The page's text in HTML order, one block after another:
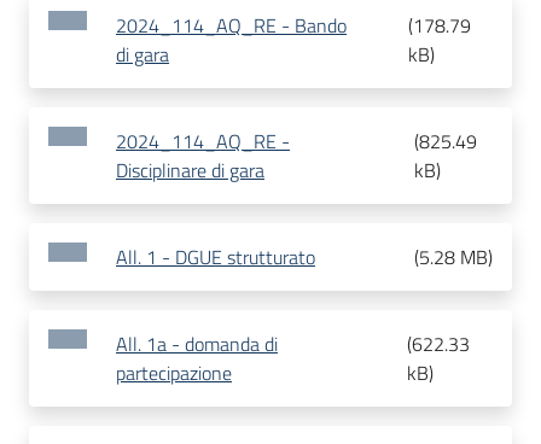
2024_114_AQ_RE - Bando
di gara
(178.79
kB)
2024_114_AQ_RE -
Disciplinare di gara
(825.49
kB)
All. 1 - DGUE strutturato (5.28 MB)
All. 1a - domanda di
partecipazione
(622.33
kB)